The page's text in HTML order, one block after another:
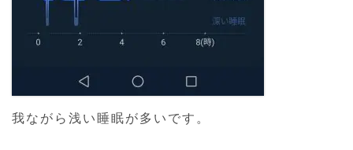
我ながら浅い睡眠が多いです。